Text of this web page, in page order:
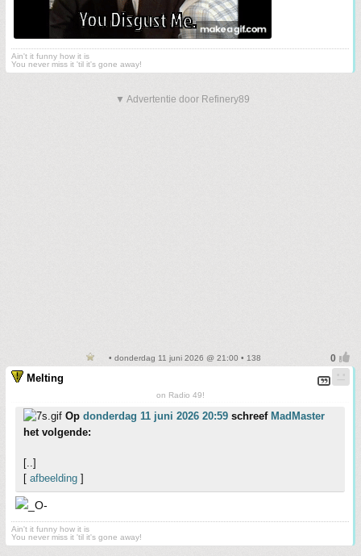
Ain't it funny how it is
You never miss it 'til it's gone away!
▼ Advertentie door Refinery89
• donderdag 11 juni 2026 @ 21:00 • 138
Melting
on Radio 49!
Op donderdag 11 juni 2026 20:59 schreef MadMaster
het volgende:
[..]
[ afbeelding ]
Ain't it funny how it is
You never miss it 'til it's gone away!